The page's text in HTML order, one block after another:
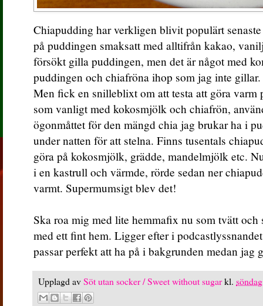
Chiapudding har verkligen blivit populärt
på puddingen smaksatt med alltifrån kakao,
försökt gilla puddingen, men det är något med
puddingen och chiafröna ihop som jag inte
Men fick en snilleblixt om att testa att göra
som vanligt med kokosmjölk och chiafrön,
ögonmåttet för den mängd chia jag brukar ha i
under natten för att stelna. Finns tusentals
göra på kokosmjölk, grädde, mandelmjölk etc.
i en kastrull och värmde, rörde sedan ner
varmt. Supermumsigt blev det!
Ska roa mig med lite hemmafix nu som tvätt och
med ett fint hem. Ligger efter i
passar perfekt att ha på i bakgrunden medan jag
Upplagd avSöt utan socker / Sweet without sugarkl.